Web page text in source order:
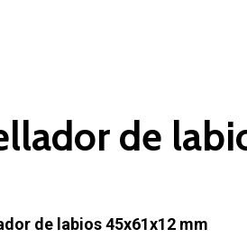
de
de labios 45x61x12 mm